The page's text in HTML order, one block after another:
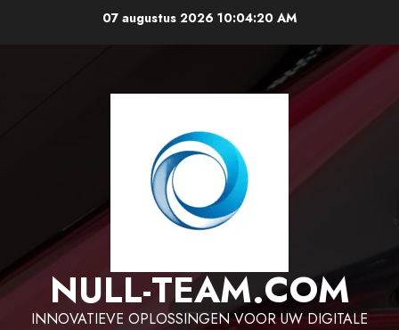
07 augustus 202610:04:21 AM
NULL-TEAM.COM
INNOVATIEVE OPLOSSINGEN VOOR UW DIGITALE